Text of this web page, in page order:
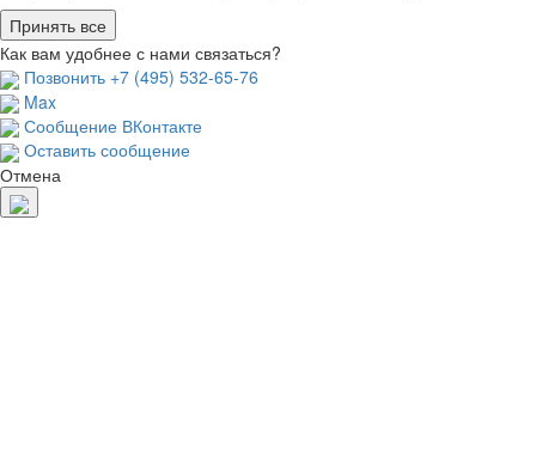
Принять все
Как вам удобнее с нами связаться?
Позвонить +7 (495) 532-65-76
Max
Сообщение ВКонтакте
Оставить сообщение
Отмена